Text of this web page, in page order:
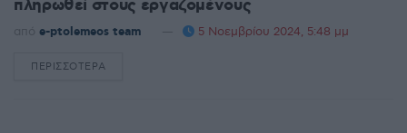
πληρωθεί στους εργαζομένους
από e-ptolemeos team 5 Νοεμβρίου 2024, 5:48 μμ
ΠΕΡΙΣΣΌΤΕΡΑ